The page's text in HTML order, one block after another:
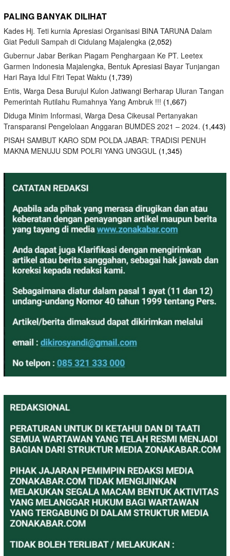
PALING BANYAK DILIHAT
Kades Hj. Teti kurnia Apresiasi Organisasi BINA TARUNA Dalam
Giat Peduli Sampah di Cidulang Majalengka (2,052)
Gubernur Jabar Berikan Piagam Penghargaan Ke PT. Leetex
Garmen Indonesia Majalengka, Bentuk Apresiasi Bayar Tunjangan
Hari Raya Idul Fitri Tepat Waktu (1,739)
Entis, Warga Desa Burujul Kulon Jatiwangi Berharap Uluran Tangan
Pemerintah Rutilahu Rumahnya Yang Ambruk !!! (1,667)
Diduga Minim Informasi, Warga Desa Cikeusal Pertanyakan
Transparansi Pengelolaan Anggaran BUMDES 2021 – 2024. (1,443)
PISAH SAMBUT KARO SDM POLDA JABAR: TRADISI PENUH
MAKNA MENUJU SDM POLRI YANG UNGGUL (1,345)